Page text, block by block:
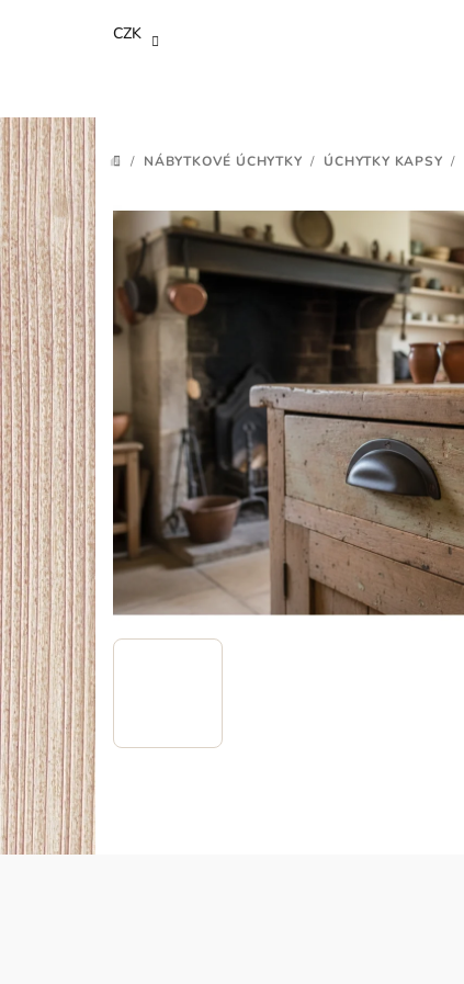
CZK
DOMŮ
/ NÁBYTKOVÉ ÚCHYTKY / ÚCHYTKY KAPSY /